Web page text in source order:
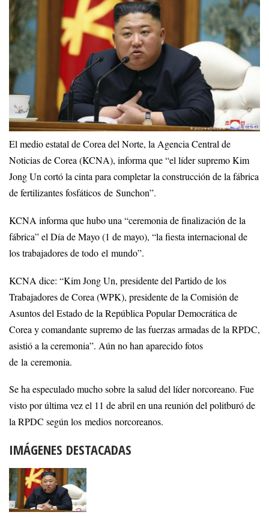
El medio estatal de Corea del Norte, la Agencia Central de
Noticias de Corea (KCNA), informa que “el líder supremo Kim
Jong Un cortó la cinta para completar la construcción de la fábrica
de fertilizantes fosfáticos de Sunchon”.
KCNA informa que hubo una “ceremonia de finalización de la
fábrica” ​​el Día de Mayo (1 de mayo), “la fiesta internacional de
los trabajadores de todo el mundo”.
KCNA dice: “Kim Jong Un, presidente del Partido de los
Trabajadores de Corea (WPK), presidente de la Comisión de
Asuntos del Estado de la República Popular Democrática de
Corea y comandante supremo de las fuerzas armadas de la RPDC,
asistió a la ceremonia”. Aún no han aparecido fotos
de la ceremonia.
Se ha especulado mucho sobre la salud del líder norcoreano. Fue
visto por última vez el 11 de abril en una reunión del politburó de
la RPDC según los medios norcoreanos.
IMÁGENES DESTACADAS